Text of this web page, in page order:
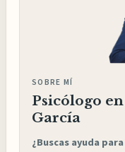
SOBRE MÍ
Psicólogo
García
¿Buscas ayuda